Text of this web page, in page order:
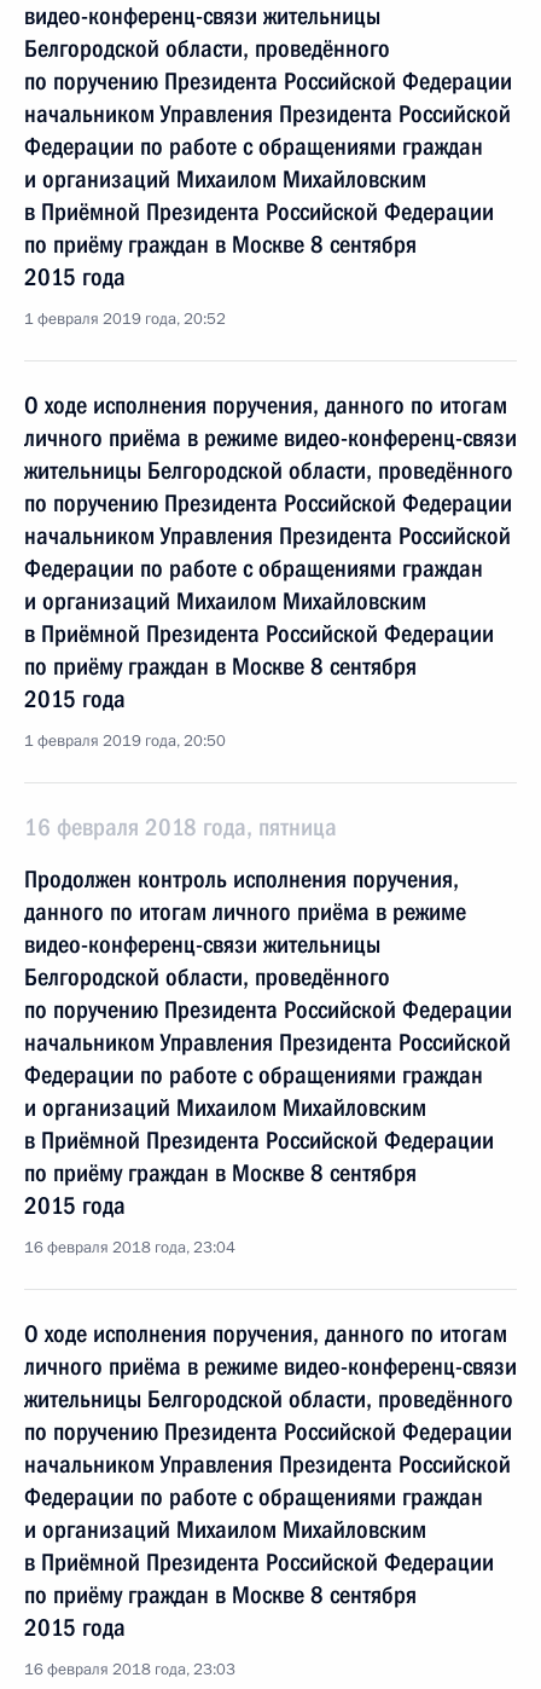
видео-конференц-связи жительницы
Белгородской области, проведённого
по поручению Президента Российской Федерации
начальником Управления Президента Российской
Федерации по работе с обращениями граждан
и организаций Михаилом Михайловским
в Приёмной Президента Российской Федерации
по приёму граждан в Москве 8 сентября
2015 года
1 февраля 2019 года, 20:52
О ходе исполнения поручения, данного по итогам
личного приёма в режиме видео-конференц-связи
жительницы Белгородской области, проведённого
по поручению Президента Российской Федерации
начальником Управления Президента Российской
Федерации по работе с обращениями граждан
и организаций Михаилом Михайловским
в Приёмной Президента Российской Федерации
по приёму граждан в Москве 8 сентября
2015 года
1 февраля 2019 года, 20:50
16 февраля 2018 года, пятница
Продолжен контроль исполнения поручения,
данного по итогам личного приёма в режиме
видео-конференц-связи жительницы
Белгородской области, проведённого
по поручению Президента Российской Федерации
начальником Управления Президента Российской
Федерации по работе с обращениями граждан
и организаций Михаилом Михайловским
в Приёмной Президента Российской Федерации
по приёму граждан в Москве 8 сентября
2015 года
16 февраля 2018 года, 23:04
О ходе исполнения поручения, данного по итогам
личного приёма в режиме видео-конференц-связи
жительницы Белгородской области, проведённого
по поручению Президента Российской Федерации
начальником Управления Президента Российской
Федерации по работе с обращениями граждан
и организаций Михаилом Михайловским
в Приёмной Президента Российской Федерации
по приёму граждан в Москве 8 сентября
2015 года
16 февраля 2018 года, 23:03